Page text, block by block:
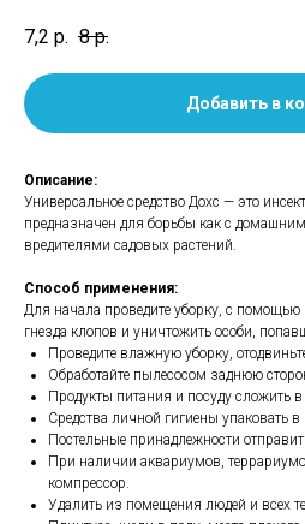
7,2 р. 8 р.
Добавить в
Описание:
Универсальное средство Дохс — это
предназначен для борьбы как с
вредителями садовых растений.
Способ применения:
Для начала проведите уборку, с
гнезда клопов и уничтожить особи,
Проведите влажную уборку,
Обработайте пылесосом заднюю
Продукты питания и посуду сложить
Средства личной гигиены упаковать
Постельные принадлежности
При наличии аквариумов,
компрессор.
Удалить из помещения людей и всех